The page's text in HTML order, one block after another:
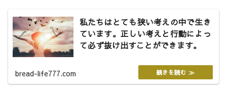
私たちはとても狭い考えの中で生き
ています。正しい考えと行動によっ
て必ず抜け出すことができます。
bread-life777.com